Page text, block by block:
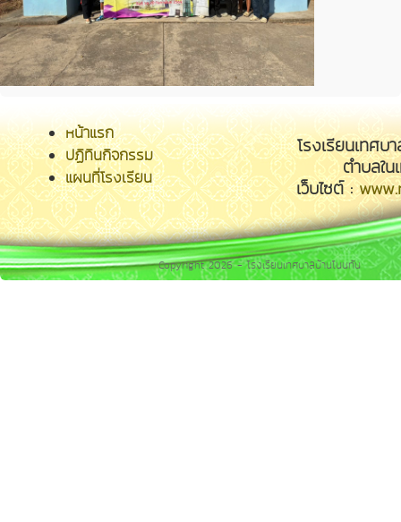
Copyright 2026 - โรงเรียนเทศบาลบ้านโนนทัน
หน้าแรก
ปฏิทินกิจกรรม
แผนที่โรงเรียน
โรงเรียนเทศ
ตำบลใ
เว็บไซต์ :